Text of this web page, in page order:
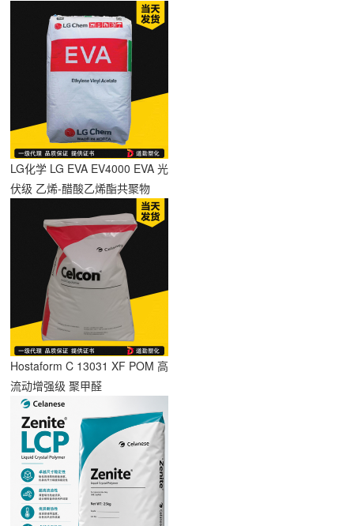
LG化学 LG EVA EV4000 EVA 光
伏级 乙烯-醋酸乙烯酯共聚物
Hostaform C 13031 XF POM 高
流动增强级 聚甲醛